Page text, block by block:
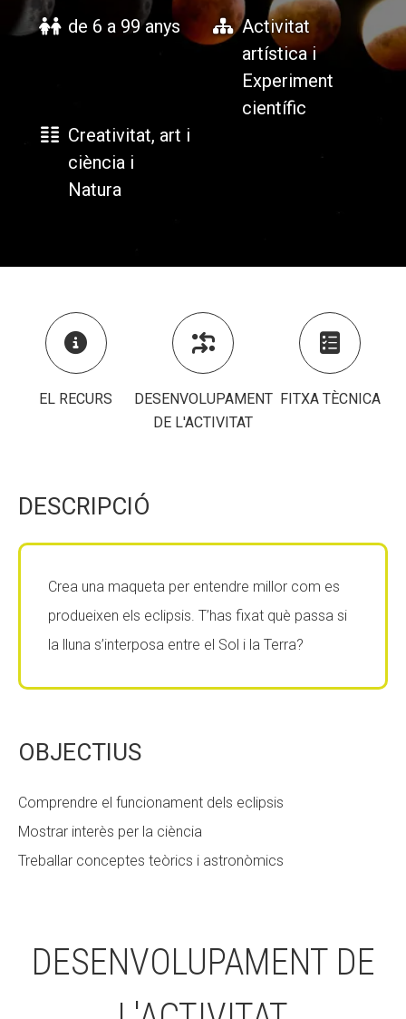
de 6 a 99 anys
Activitat
artística i
Experiment
científic
Creativitat, art i
ciència i
Natura

EL RECURS

DESENVOLUPAMENT
DE L'ACTIVITAT

FITXA TÈCNICA
DESCRIPCIÓ
Crea una maqueta per entendre millor com es
produeixen els eclipsis. T’has fixat què passa si
la lluna s’interposa entre el Sol i la Terra?
OBJECTIUS
Comprendre el funcionament dels eclipsis
Mostrar interès per la ciència
Treballar conceptes teòrics i astronòmics
DESENVOLUPAMENT DE
ACCIÓ SOCIAL I JOVES
ESPLAIS
L'equip
Missió i valors
Els comptes clars
Memòria d'activitats
Proposta educativa
Notícies
Diari de la Fundació
Fundesplai als mitjans
Fes voluntariat
ACCIÓ SOCIAL I JOVES
ESPLAIS
L'equip
Missió i valors
Els comptes clars
Memòria d'activitats
Proposta educativa
Notícies
Diari de la Fundació
Fundesplai als mitjans
Fes voluntariat